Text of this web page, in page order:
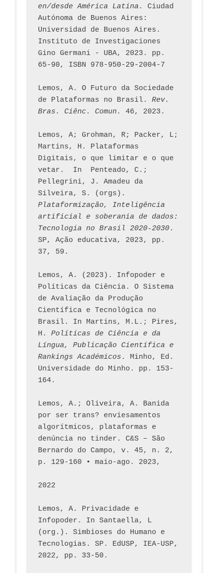
en/desde América Latina.
Ciudad
Autónoma de Buenos Aires:
Universidad de Buenos Aires.
Instituto de Investigaciones
Gino Germani - UBA, 2023. pp.
65-90, ISBN 978-950-29-2004-7
Lemos, A. O Futuro da Sociedade
de Plataformas no Brasil. Rev.
Bras. Ciênc. Comun.
Lemos, A; Grohman, R; Packer, L;
Martins, H. Plataformas
Digitais, o que limitar e o que
vetar.  In  Penteado, C.;
Pellegrini, J. Amadeu da
Plataformização, Inteligência
artificial e soberania de dados:
Tecnologia no Brasil 2020-2030.
SP, Ação educativa, 2023, pp.
37, 59.
Lemos, A. (2023). Infopoder e
Políticas da Ciência. O Sistema
de Avaliação da Produção
Científica e Tecnológica no
Brasil. In Martins, M.L.; Pires,
H. Políticas de Ciência e da
Língua, Publicação Científica e
Rankings Académicos . Minho, Ed.
Universidade do Minho. pp. 153-
164.
Lemos, A.; Oliveira, A. Banida
por ser trans? enviesamentos
algorítmicos, plataformas e
denúncia no tinder. C&S – São
Bernardo do Campo, v. 45, n. 2,
p. 129-160 • maio-ago. 2023,
2022
Lemos, A. Privacidade e
Infopoder. In Santaella, L
(org.). Simbioses do Humano e
Tecnologias. SP. EdUSP, IEA-USP,
2022, pp. 33-50.